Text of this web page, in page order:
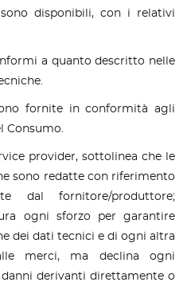
disponibili, con i relativi
a quanto descritto nelle
fornite in conformità agli
Consumo.
provider, sottolinea che le
sono redatte con riferimento
dal fornitore/produttore;
ogni sforzo per garantire
dei dati tecnici e di ogni altra
merci, ma declina ogni
derivanti direttamente o